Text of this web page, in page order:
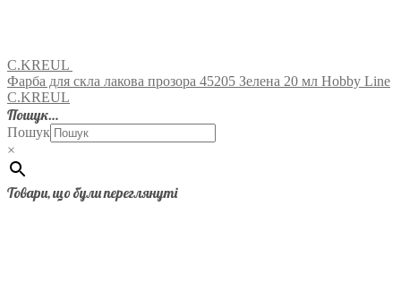
C.KREUL
Фарба для скла лакова прозора 45205 Зелена 20 мл Hobby Line
C.KREUL
Пошук…
Пошук
×
Товари, що були переглянуті